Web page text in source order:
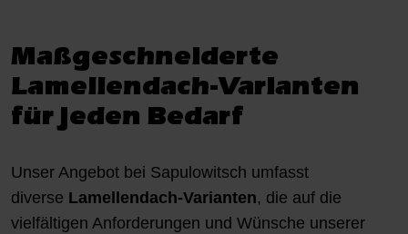
Maßgeschneiderte
Lamellendach-Varianten
für jeden Bedarf
Unser Angebot bei Sapulowitsch umfasst
diverse Lamellendach-Varianten, die auf die
vielfältigen Anforderungen und Wünsche unserer